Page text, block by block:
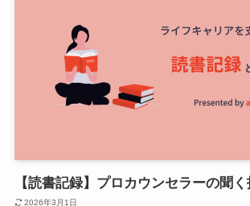
【読書記録】プロカウンセラーの聞
2026年3月1日